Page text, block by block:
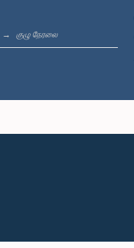
குழு நேரலை